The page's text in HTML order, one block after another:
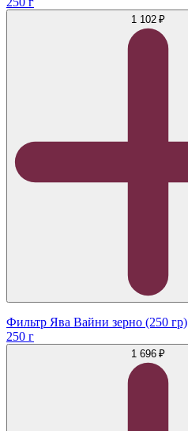
1 102 ₽
Фильтр Ява Вайни зерно (250 гр)
250 г
1 696 ₽